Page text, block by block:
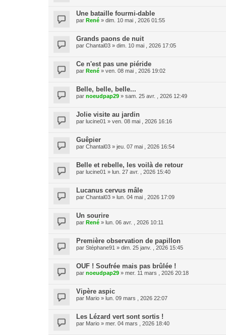
Une bataille fourmi-dable
par René » dim. 10 mai , 2026 01:55
Grands paons de nuit
par Chantal03 » dim. 10 mai , 2026 17:05
Ce n'est pas une piéride
par René » ven. 08 mai , 2026 19:02
Belle, belle, belle...
par noeudpap29 » sam. 25 avr. , 2026 12:49
Jolie visite au jardin
par lucine01 » ven. 08 mai , 2026 16:16
Guêpier
par Chantal03 » jeu. 07 mai , 2026 16:54
Belle et rebelle, les voilà de retour
par lucine01 » lun. 27 avr. , 2026 15:40
Lucanus cervus mâle
par Chantal03 » lun. 04 mai , 2026 17:09
Un sourire
par René » lun. 06 avr. , 2026 10:11
Première observation de papillon
par Stéphane91 » dim. 25 janv. , 2026 15:45
OUF ! Soufrée mais pas brûlée !
par noeudpap29 » mer. 11 mars , 2026 20:18
Vipère aspic
par Mario » lun. 09 mars , 2026 22:07
Les Lézard vert sont sortis !
par Mario » mer. 04 mars , 2026 18:40